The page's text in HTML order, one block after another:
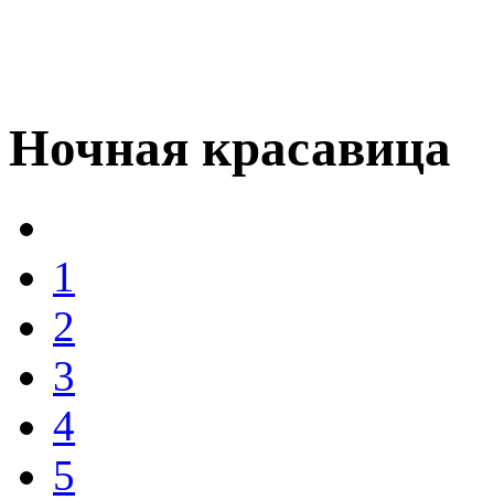
Ночная красавица
1
2
3
4
5